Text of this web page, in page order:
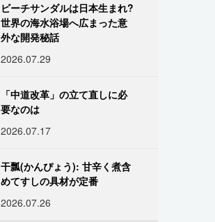
ビーチサンダルは日本生まれ?
世界の海水浴場へ広まった意
外な開発秘話
2026.07.29
「中道改革」の立て直しに必
要なのは
2026.07.17
干瓢(かんぴょう): 甘辛く煮含
めてすしの具材が定番
2026.07.26